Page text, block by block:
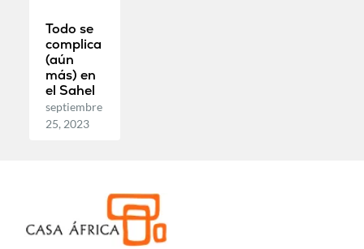
Todo se
complica
(aún
más) en
el Sahel
septiembre
25, 2023